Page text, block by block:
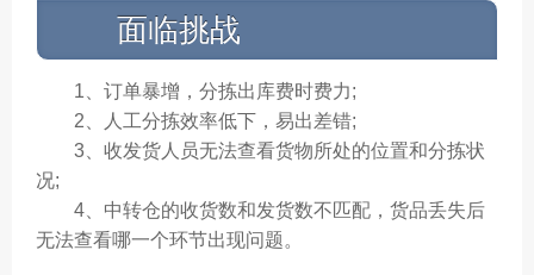
面临挑战
1、订单暴增，分拣出库费时费力;
2、人工分拣效率低下，易出差错;
3、收发货人员无法查看货物所处的位置和分拣状
况;
4、中转仓的收货数和发货数不匹配，货品丢失后
无法查看哪一个环节出现问题。